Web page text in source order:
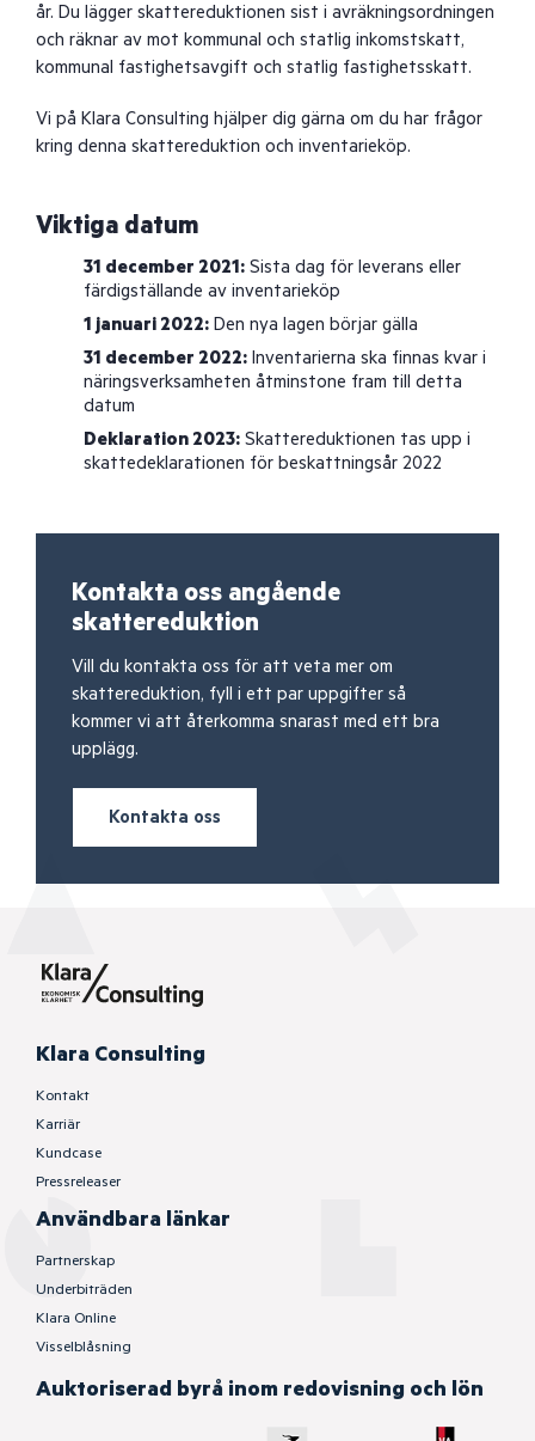
år. Du lägger skattereduktionen sist i avräkningsordningen
och räknar av mot kommunal och statlig inkomstskatt,
kommunal fastighetsavgift och statlig fastighetsskatt.
Vi på Klara Consulting hjälper dig gärna om du har frågor
kring denna skattereduktion och inventarieköp.
Viktiga datum
31 december 2021: Sista dag för leverans eller
färdigställande av inventarieköp
1 januari 2022: Den nya lagen börjar gälla
31 december 2022: Inventarierna ska finnas kvar i
näringsverksamheten åtminstone fram till detta
datum
Deklaration 2023: Skattereduktionen tas upp i
skattedeklarationen för beskattningsår 2022
Kontakta oss angående
skattereduktion
Vill du kontakta oss för att veta mer om
skattereduktion, fyll i ett par uppgifter så
kommer vi att återkomma snarast med ett bra
upplägg.
Kontakta oss
Klara Consulting
Kontakt
Karriär
Kundcase
Pressreleaser
Användbara länkar
Partnerskap
Underbiträden
Klara Online
Visselblåsning
Auktoriserad byrå inom redovisning och lön